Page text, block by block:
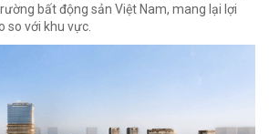
bất động sản Việt Nam, mang lại lợi
so với khu vực.